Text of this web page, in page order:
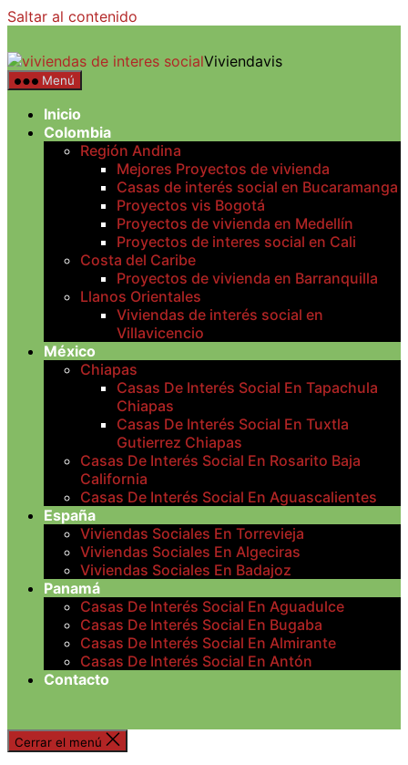
Saltar al contenido
Viviendavis
Menú
Inicio
Colombia
Región Andina
Mejores Proyectos de vivienda
Casas de interés social en Bucaramanga
Proyectos vis Bogotá
Proyectos de vivienda en Medellín
Proyectos de interes social en Cali
Costa del Caribe
Proyectos de vivienda en Barranquilla
Llanos Orientales
Viviendas de interés social en
Villavicencio
México
Chiapas
Casas De Interés Social En Tapachula
Chiapas
Casas De Interés Social En Tuxtla
Gutierrez Chiapas
Casas De Interés Social En Rosarito Baja
California
Casas De Interés Social En Aguascalientes
España
Viviendas Sociales En Torrevieja
Viviendas Sociales En Algeciras
Viviendas Sociales En Badajoz
Panamá
Casas De Interés Social En Aguadulce
Casas De Interés Social En Bugaba
Casas De Interés Social En Almirante
Casas De Interés Social En Antón
Contacto
Cerrar el menú